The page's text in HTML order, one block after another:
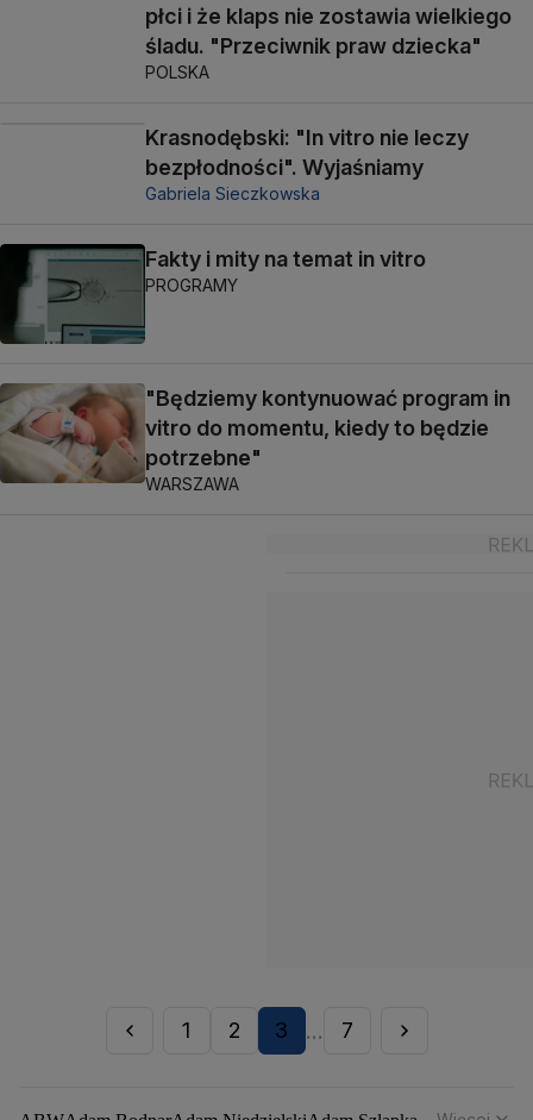
płci i że klaps nie zostawia wielkiego
śladu. "Przeciwnik praw dziecka"
POLSKA
Krasnodębski: "In vitro nie leczy
bezpłodności". Wyjaśniamy
Gabriela Sieczkowska
Fakty i mity na temat in vitro
PROGRAMY
"Będziemy kontynuować program in
vitro do momentu, kiedy to będzie
potrzebne"
WARSZAWA
1 2 3 ... 7